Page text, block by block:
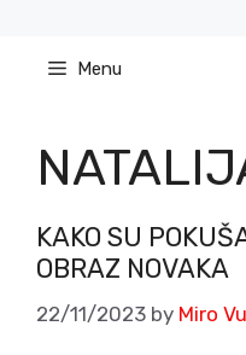
content Menu
KAKO SU
OBRAZ NOVAKA
22/11/2023 by Miro